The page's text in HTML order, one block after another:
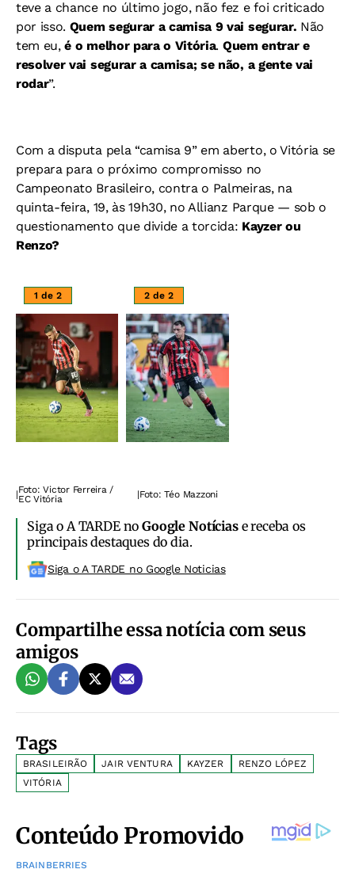
teve a chance no último jogo, não fez e foi criticado
por isso. Quem segurar a camisa 9 vai segurar. Não
tem eu,é o melhor para o Vitória. Quem entrar e
resolver vai segurar a camisa; se não, a gente vai
rodar”.
Com a disputa pela “camisa 9” em aberto, o Vitória se
prepara para o próximo compromisso no
Campeonato Brasileiro, contra o Palmeiras, na
quinta-feira, 19, às 19h30, no Allianz Parque — sob o
questionamento que divide a torcida: Kayzer ou
Renzo?
1 de 2
|Foto: Victor Ferreira /
EC Vitória
2 de 2
|Foto: Téo Mazzoni
Siga o A TARDE noGoogle Notíciase receba os
principais destaques do dia.
Siga o A TARDE no Google Noticias
Compartilhe essa notícia com seus
amigos
Tags
BRASILEIRÃO JAIR VENTURA KAYZER
RENZO LÓPEZ
VITÓRIA